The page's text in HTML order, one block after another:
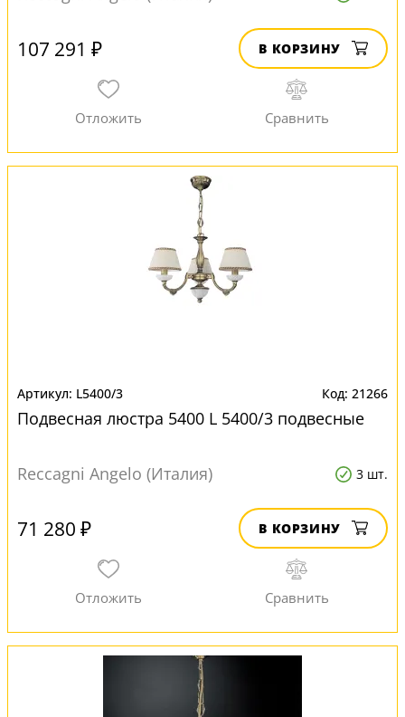
107 291 ₽ В КОРЗИНУ
L5400/3 21266
Подвесная люстра 5400 L 5400/3 подвесные
Reccagni Angelo (Италия) 3 шт.
71 280 ₽ В КОРЗИНУ